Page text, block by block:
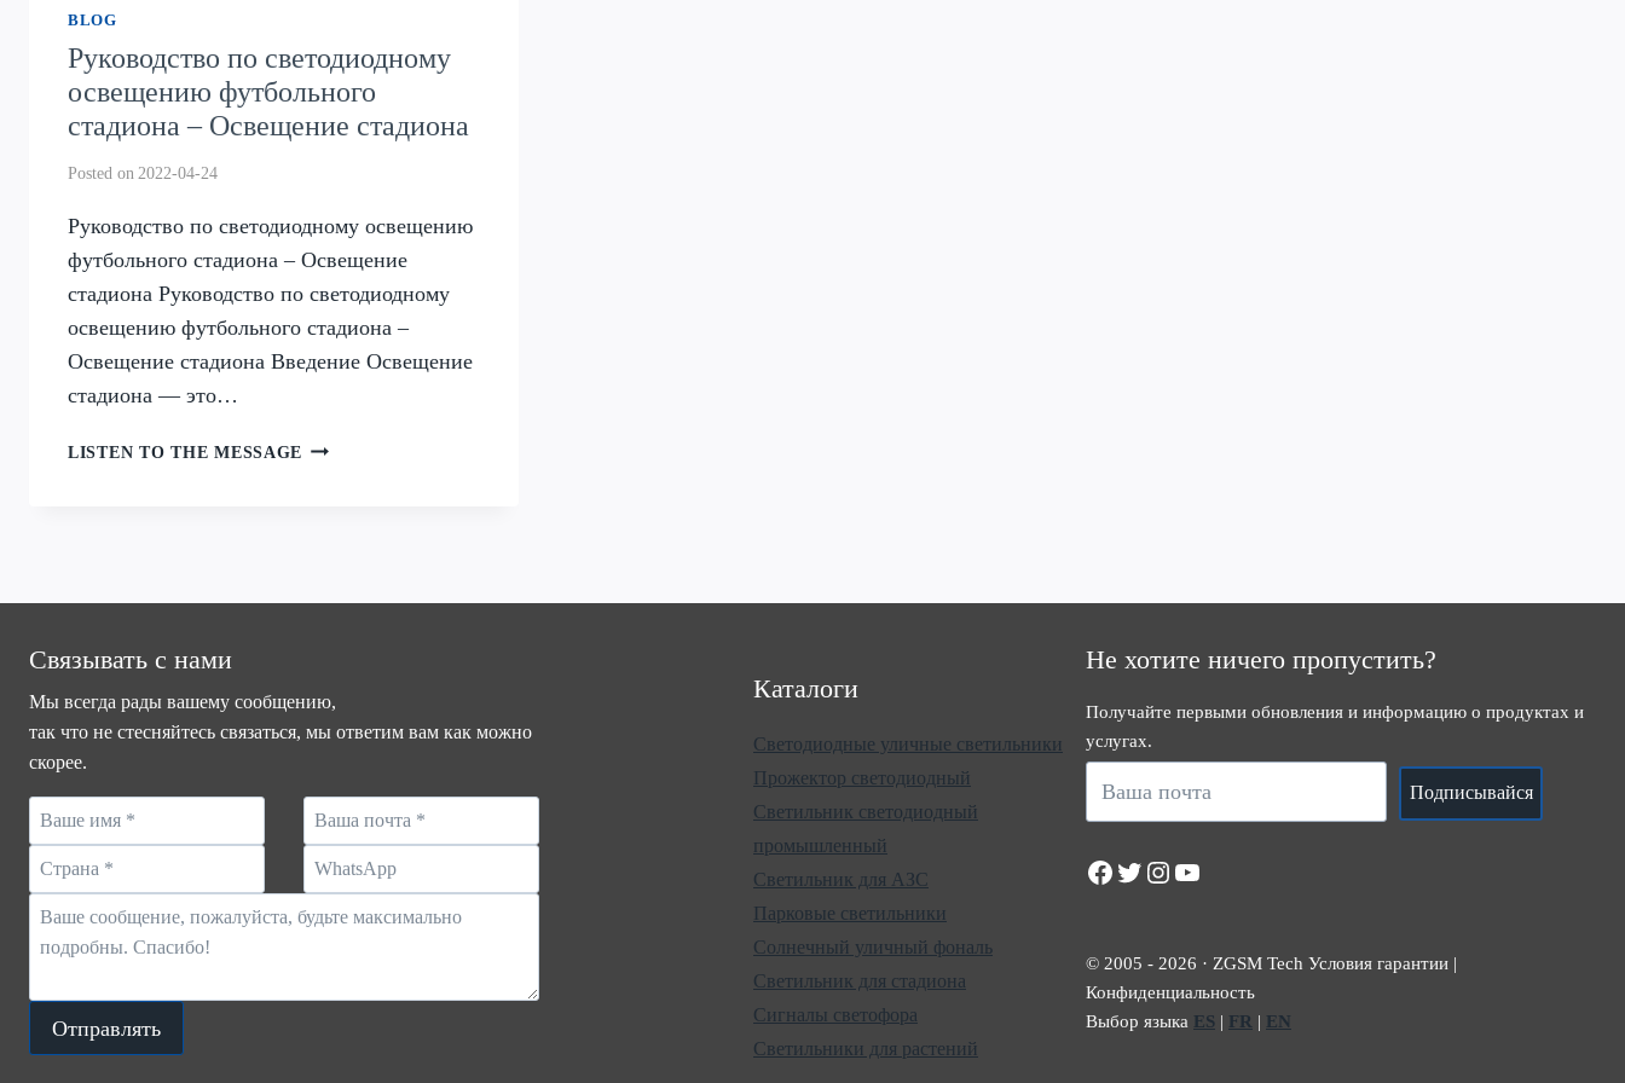
BLOG
Руководство по светодиодному
освещению футбольного
стадиона – Освещение стадиона
Posted on 2022-04-24
Руководство по светодиодному освещению
футбольного стадиона – Освещение
стадиона Руководство по светодиодному
освещению футбольного стадиона –
Освещение стадиона Введение Освещение
стадиона — это…
LISTEN TO THE MESSAGE РУКОВОДСТВО
Связывать с нами
Мы всегда рады вашему сообщению,
так что не стесняйтесь связаться, мы ответим вам как можно
скорее.
Отправлять
Каталоги
Светодиодные уличные светильники
Прожектор светодиодный
Светильник светодиодный
промышленный
Светильник для АЗС
Парковые светильники
Солнечный уличный фональ
Светильник для стадиона
Сигналы светофора
Светильники для растений
Не хотите ничего пропустить?
Получайте первыми обновления и информацию о продуктах и
услугах.
Подписывайся
Facebook
Twitter
Instagram
YouTube
© 2005 - 2026 · ZGSM Tech Условия гарантии |
Конфиденциальность
Выбор языка ES | FR | EN